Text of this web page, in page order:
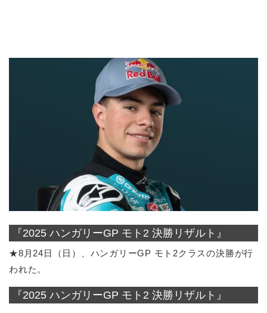
『2025 ハンガリーGP モト2 決勝リザルト』
★8月24日（日）、ハンガリーGP モト2クラスの決勝が行
われた。
『2025 ハンガリーGP モト2 決勝リザルト』